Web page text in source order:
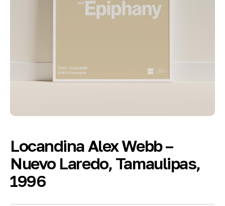
Locandina Alex Webb –
Nuevo Laredo, Tamaulipas,
1996